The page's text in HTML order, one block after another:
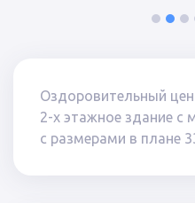
1 2 3
Оздоровительный
2-х этажное здание c
с размерами в плане